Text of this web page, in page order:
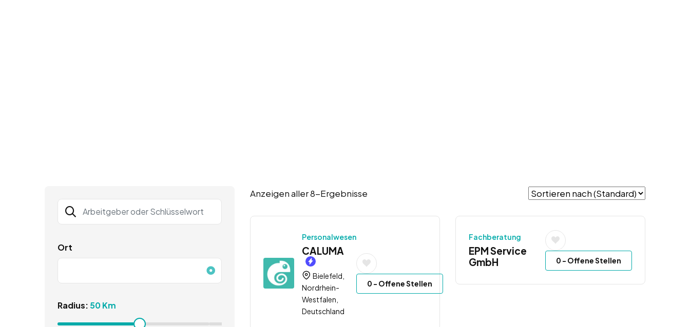
Ort
Radius: 50 Km
Anzeigen aller 8-Ergebnisse
Personalwesen
CALUMA
Bielefeld,
Nordrhein-
Westfalen,
Deutschland
0 - Offene Stellen
Fachberatung
EPM Service
GmbH
0 - Offene Stellen